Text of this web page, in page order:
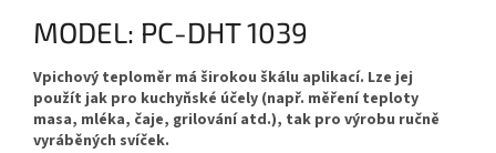
MODEL: PC-DHT 1039
Vpichový teploměr má širokou škálu aplikací. Lze jej
použít jak pro kuchyňské účely (např. měření teploty
masa, mléka, čaje, grilování atd.), tak pro výrobu ručně
vyráběných svíček.